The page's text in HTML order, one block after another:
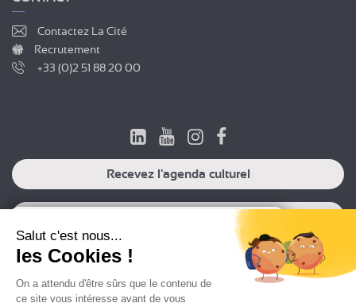
Contactez La Cité
Recrutement
+33 (0)2 51 88 20 00
Recevez l'agenda culturel
Recevez l'agenda professionnel
Recevoir la newsletter professionnelle
FR
Salut c'est nous...
les Cookies !
On a attendu d'être sûrs que le contenu de
ce site vous intéresse avant de vous